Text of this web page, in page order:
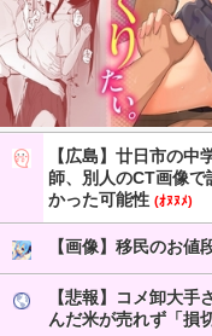
【広島】廿日市の
師、別人のCT画像
かった可能性 (ｵﾇﾇﾒ)
【画像】移民のお値
【悲報】コメ卸大
んだ米が売れず「損